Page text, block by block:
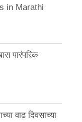
in Marathi
पारंपरिक
वाढ दिवसाच्या